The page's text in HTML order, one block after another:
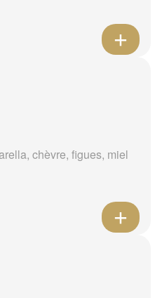
chèvre, figues, miel